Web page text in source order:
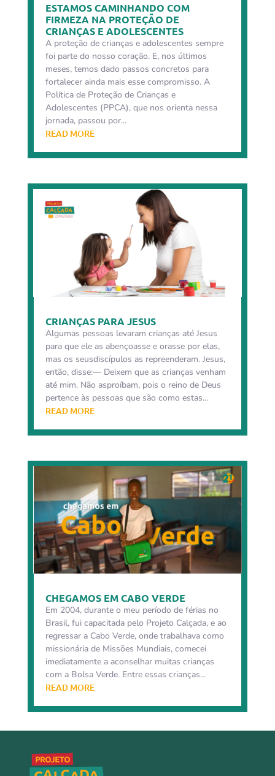
ESTAMOS CAMINHANDO COM
FIRMEZA NA PROTEÇÃO DE
CRIANÇAS E ADOLESCENTES
A proteção de crianças e adolescentes sempre
foi parte do nosso coração. E, nos últimos
meses, temos dado passos concretos para
fortalecer ainda mais esse compromisso. A
Política de Proteção de Crianças e
Adolescentes (PPCA), que nos orienta nessa
jornada, passou por...
READ MORE
CRIANÇAS PARA JESUS
Algumas pessoas levaram crianças até Jesus
para que ele as abençoasse e orasse por elas,
mas os seusdiscípulos as repreenderam. Jesus,
então, disse:— Deixem que as crianças venham
até mim. Não asproíbam, pois o reino de Deus
pertence às pessoas que são como estas...
READ MORE
CHEGAMOS EM CABO VERDE
Em 2004, durante o meu período de férias no
Brasil, fui capacitada pelo Projeto Calçada, e ao
regressar a Cabo Verde, onde trabalhava como
missionária de Missões Mundiais, comecei
imediatamente a aconselhar muitas crianças
com a Bolsa Verde. Entre essas crianças...
READ MORE